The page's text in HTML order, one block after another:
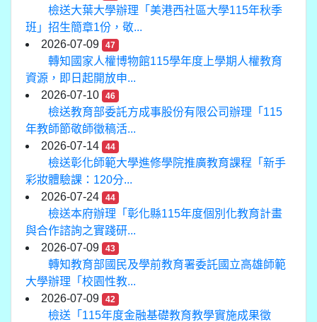
檢送大葉大學辦理「美港西社區大學115年秋季
班」招生簡章1份，敬...
2026-07-09
47
轉知國家人權博物館115學年度上學期人權教育
資源，即日起開放申...
2026-07-10
46
檢送教育部委託方成事股份有限公司辦理「115
年教師節敬師徵稿活...
2026-07-14
44
檢送彰化師範大學進修學院推廣教育課程「新手
彩妝體驗課：120分...
2026-07-24
44
檢送本府辦理「彰化縣115年度個別化教育計畫
與合作諮詢之實踐研...
2026-07-09
43
轉知教育部國民及學前教育署委託國立高雄師範
大學辦理「校園性教...
2026-07-09
42
檢送「115年度金融基礎教育教學實施成果徵